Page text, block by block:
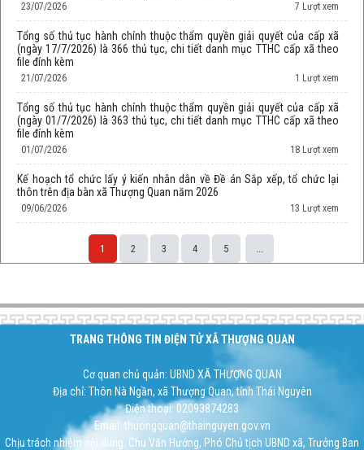
23/07/2026 7 Lượt xem
Tổng số thủ tục hành chính thuộc thẩm quyền giải quyết của cấp xã
(ngày 17/7/2026) là 366 thủ tục, chi tiết danh mục TTHC cấp xã theo
file đính kèm
21/07/2026 1 Lượt xem
Tổng số thủ tục hành chính thuộc thẩm quyền giải quyết của cấp xã
(ngày 01/7/2026) là 363 thủ tục, chi tiết danh mục TTHC cấp xã theo
file đính kèm
01/07/2026 18 Lượt xem
Kế hoạch tổ chức lấy ý kiến nhân dân về Đề án Sắp xếp, tổ chức lại
thôn trên địa bàn xã Thượng Quan năm 2026
09/06/2026 13 Lượt xem
1 2 3 4 5 ...
TRANG THÔNG TIN ĐIỆN TỬ XÃ THƯỢNG QUAN
Cơ quan chủ quản: UBND XÃ THƯỢNG QUAN
Địa chỉ: Thôn Nà Ngần, xã Thượng Quan, tỉnh Thái Nguyên
Điện thoại: 02093874283
Email: thuongquan@thainguyen.gov.vn
Chịu trách nhiệm nội dung: Chu Văn Hướng, Phó Chủ tịch UBND xã, Trưởng Ban